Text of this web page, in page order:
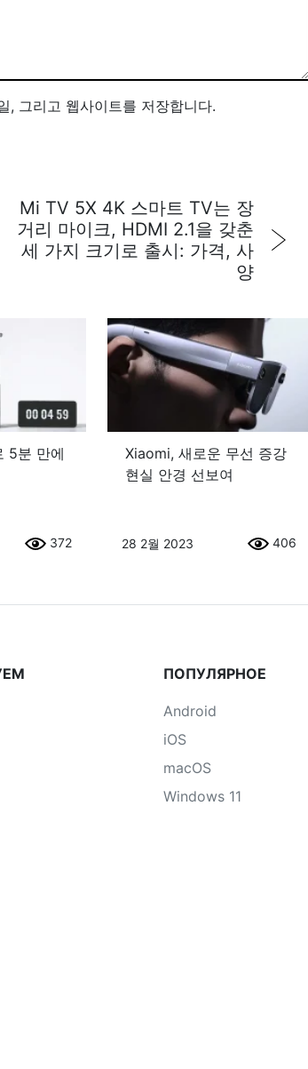
, 그리고 웹사이트를 저장합니다.
Mi TV 5X 4K 스마트 TV는 장
거리 마이크, HDMI 2.1을 갖춘
세 가지 크기로 출시: 가격, 사
양
5분 만에
372
Xiaomi, 새로운 무선 증강
현실 안경 선보여
28 2월 2023 406
ПОПУЛЯРНОЕ
Android
iOS
macOS
Windows 11